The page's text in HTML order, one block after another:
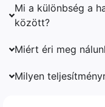
Mi a különbség a
között?
Miért éri meg
Milyen